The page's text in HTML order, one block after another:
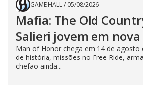
GAME HALL/ 05/08/2026
Mafia: The Old
Salieri jovem em
Man of Honor chega em 14 de agosto
de história, missões no Free Ride,
chefão ainda...